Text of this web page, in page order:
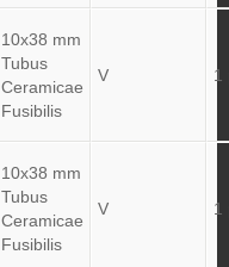
10x38 mm
Tubus
Ceramicae
Fusibilis
V 1
10x38 mm
Tubus
Ceramicae
Fusibilis
V 1